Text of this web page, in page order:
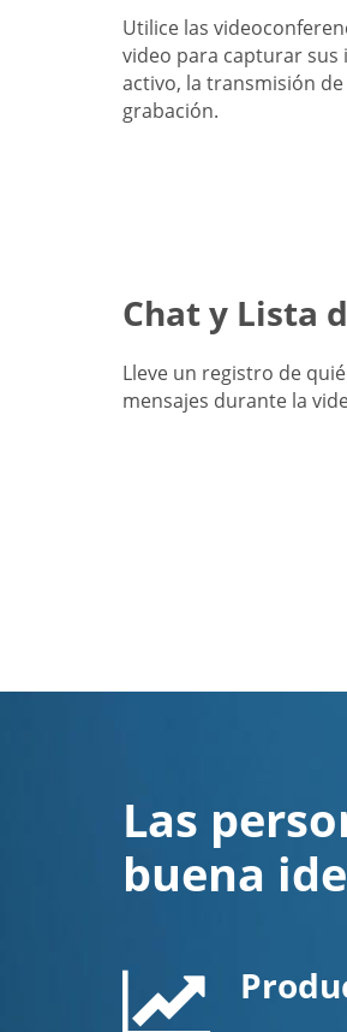
Utilice las
video para capturar
activo, la transmisión
grabación.
Chat y Lista
Lleve un registro de
mensajes durante la
Las
buena